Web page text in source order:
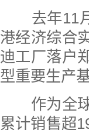
去年11月
港经济综合
迪工厂落户
型重要生产
作为全球
累计销售超